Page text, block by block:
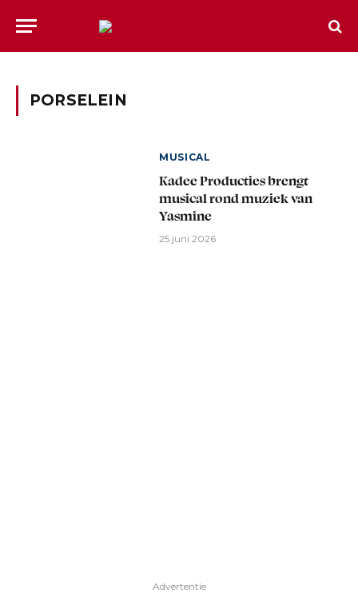
PORSELEIN
MUSICAL
Kadee Producties brengt
musical rond muziek van
Yasmine
25 juni 2026
Advertentie